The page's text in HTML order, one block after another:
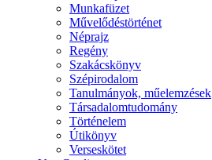
Munkafüzet
Művelődéstörténet
Néprajz
Regény
Szakácskönyv
Szépirodalom
Tanulmányok, műelemzések
Társadalomtudomány
Történelem
Útikönyv
Verseskötet